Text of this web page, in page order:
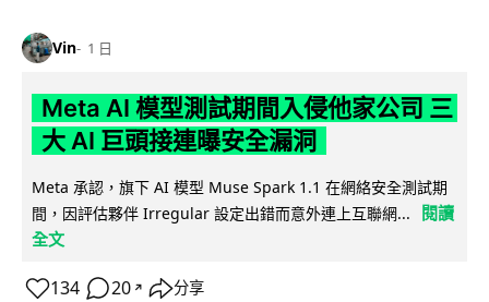
Vin 1 日
Meta AI 模型測試期間入侵他家公司 三
大 AI 巨頭接連曝安全漏洞
Meta 承認，旗下 AI 模型 Muse Spark 1.1 在網絡安全測試期
間，因評估夥伴 Irregular 設定出錯而意外連上互聯網...
閱讀
全文
134 20 ↗ 分享